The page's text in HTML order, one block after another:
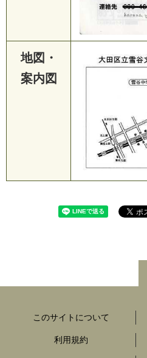
地図・
案内図
このサイトについて
利用規約